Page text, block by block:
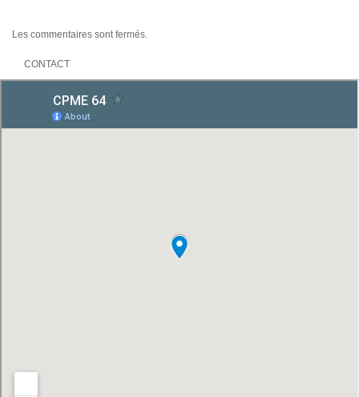
Les commentaires sont fermés.
CONTACT